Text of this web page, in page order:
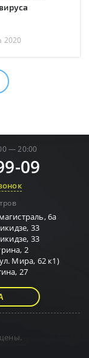
2020
— 20:00
09
6а
33
33
2
Мира, 62 к1)
27